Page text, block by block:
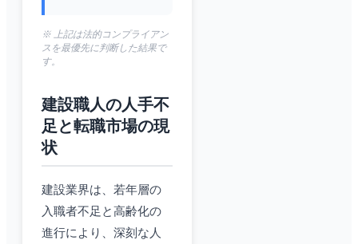
※ 上記は法的コンプライアン
スを最優先に判断した結果で
す。
建設職人の人手不
足と転職市場の現
状
建設業界は、若年層の
入職者不足と高齢化の
進行により、深刻な人